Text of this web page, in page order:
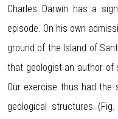
Charles Darwin has a
episode. On his own
ground of the Island of
that geologist an author of
Our exercise thus had
geological structures